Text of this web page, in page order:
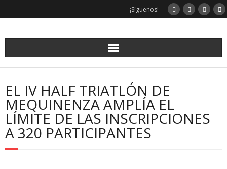
¡Síguenos!
EL IV HALF TRIATLÓN DE
MEQUINENZA AMPLÍA EL
LÍMITE DE LAS INSCRIPCIONES
A 320 PARTICIPANTES